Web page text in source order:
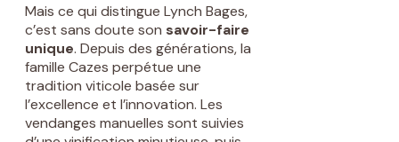
Mais ce qui distingue Lynch Bages,
c’est sans doute son savoir-faire
unique. Depuis des générations, la
famille Cazes perpétue une
tradition viticole basée sur
l’excellence et l’innovation. Les
vendanges manuelles sont suivies